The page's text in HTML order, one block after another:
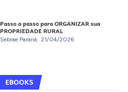
Passo a passo para ORGANIZAR sua
PROPRIEDADE RURAL
Sebrae Paraná 21/04/2026
EBOOKS